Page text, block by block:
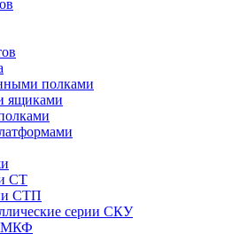
полками
ящиками
СТ
СТП
серии СКУ
МКФ